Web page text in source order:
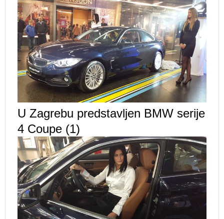
U Zagrebu predstavljen BMW serije
4 Coupe (1)